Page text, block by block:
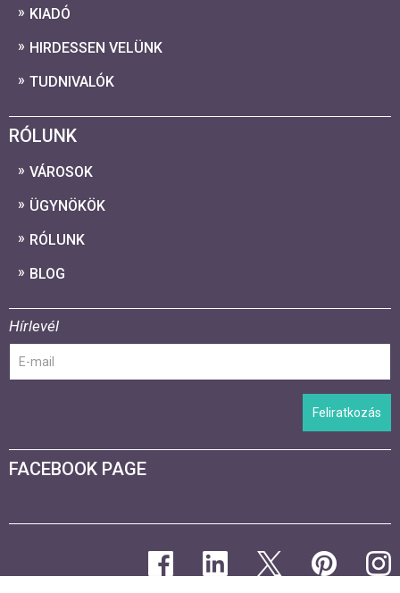
KIADÓ
HIRDESSEN VELÜNK
TUDNIVALÓK
RÓLUNK
VÁROSOK
ÜGYNÖKÖK
RÓLUNK
BLOG
Hírlevél
Feliratkozás
FACEBOOK PAGE